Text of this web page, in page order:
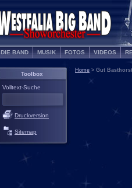
DIE BAND MUSIK FOTOS VIDEOS
Toolbox
Volltext-Suche
Druckversion
Sitemap
Home > Gut